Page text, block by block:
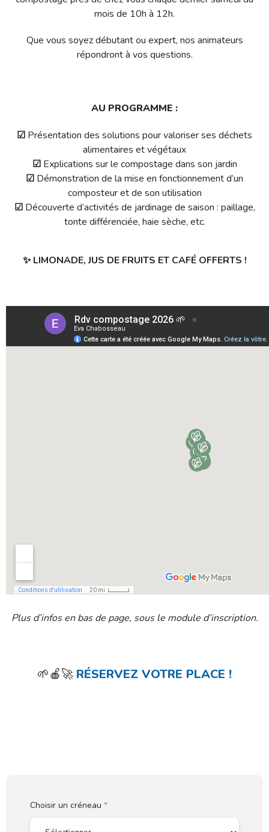
mois de 10h à 12h.
Que vous soyez débutant ou expert, nos animateurs
répondront à vos questions.
AU PROGRAMME :
☑ Présentation des solutions pour valoriser ses déchets
alimentaires et végétaux
☑Explications sur le compostage dans son jardin
☑ Démonstration de la mise en fonctionnement d’un
composteur et de son utilisation
☑Découverte d’activités de jardinage de saison : paillage,
tonte différenciée, haie sèche, etc.
✨ LIMONADE, JUS DE FRUITS ET CAFÉ OFFERTS !
Plus d’infos en bas de page, sous le module d’inscription.
🌱🍎🚀 RÉSERVEZ VOTRE PLACE !
Choisir un créneau *